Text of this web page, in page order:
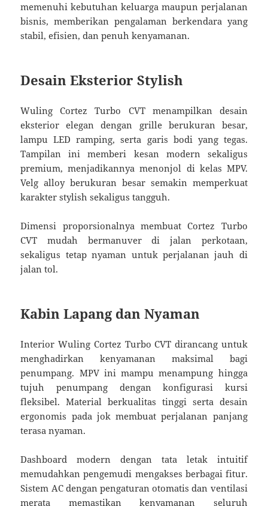
memenuhi kebutuhan keluarga maupun perjalanan
bisnis, memberikan pengalaman berkendara yang
stabil, efisien, dan penuh kenyamanan.
Desain Eksterior Stylish
Wuling Cortez Turbo CVT menampilkan desain
eksterior elegan dengan grille berukuran besar,
lampu LED ramping, serta garis bodi yang tegas.
Tampilan ini memberi kesan modern sekaligus
premium, menjadikannya menonjol di kelas MPV.
Velg alloy berukuran besar semakin memperkuat
karakter stylish sekaligus tangguh.
Dimensi proporsionalnya membuat Cortez Turbo
CVT mudah bermanuver di jalan perkotaan,
sekaligus tetap nyaman untuk perjalanan jauh di
jalan tol.
Kabin Lapang dan Nyaman
Interior Wuling Cortez Turbo CVT dirancang untuk
menghadirkan kenyamanan maksimal bagi
penumpang. MPV ini mampu menampung hingga
tujuh penumpang dengan konfigurasi kursi
fleksibel. Material berkualitas tinggi serta desain
ergonomis pada jok membuat perjalanan panjang
terasa nyaman.
Dashboard modern dengan tata letak intuitif
memudahkan pengemudi mengakses berbagai fitur.
Sistem AC dengan pengaturan otomatis dan ventilasi
merata memastikan kenyamanan seluruh